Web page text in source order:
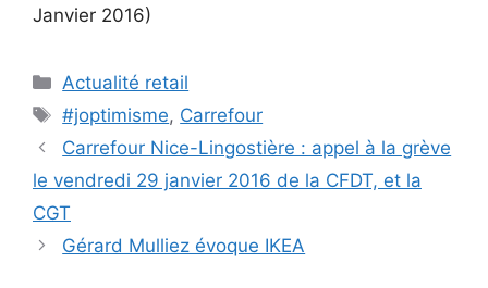
Janvier 2016)
Catégories
Actualité retail
Étiquettes
#joptimisme, Carrefour
Carrefour Nice-Lingostière : appel à la grève
le vendredi 29 janvier 2016 de la CFDT, et la
CGT
Gérard Mulliez évoque IKEA